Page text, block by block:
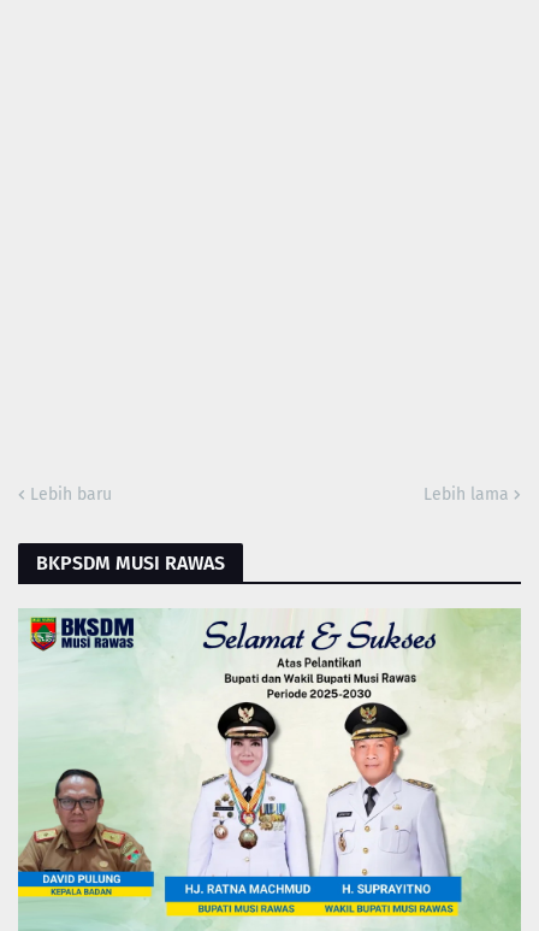
Lebih baru Lebih lama
BKPSDM MUSI RAWAS